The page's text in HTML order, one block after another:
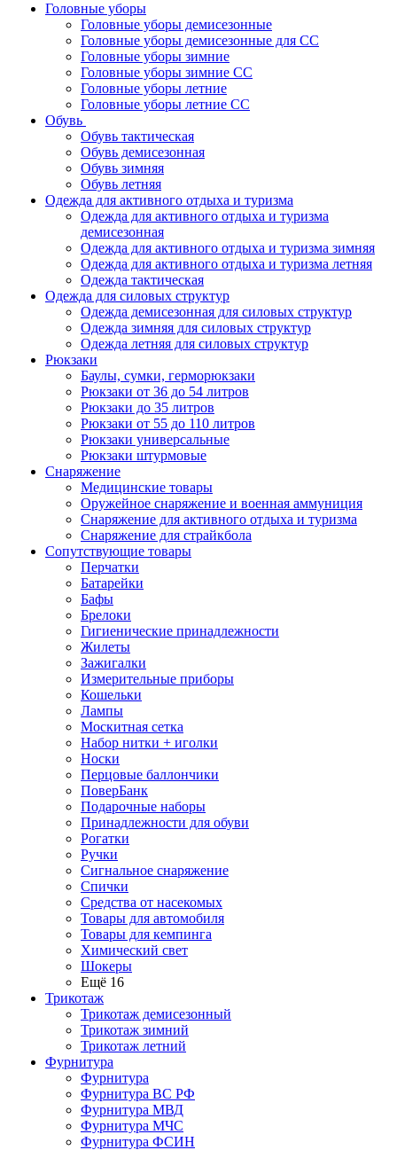
Головные уборы
Головные уборы демисезонные
Головные уборы демисезонные для СС
Головные уборы зимние
Головные уборы зимние СС
Головные уборы летние
Головные уборы летние СС
Обувь
Обувь тактическая
Обувь демисезонная
Обувь зимняя
Обувь летняя
Одежда для активного отдыха и туризма
Одежда для активного отдыха и туризма
демисезонная
Одежда для активного отдыха и туризма зимняя
Одежда для активного отдыха и туризма летняя
Одежда тактическая
Одежда для силовых структур
Одежда демисезонная для силовых структур
Одежда зимняя для силовых структур
Одежда летняя для силовых структур
Рюкзаки
Баулы, сумки, герморюкзаки
Рюкзаки от 36 до 54 литров
Рюкзаки до 35 литров
Рюкзаки от 55 до 110 литров
Рюкзаки универсальные
Рюкзаки штурмовые
Снаряжение
Медицинские товары
Оружейное снаряжение и военная аммуниция
Снаряжение для активного отдыха и туризма
Снаряжение для страйкбола
Сопутствующие товары
Перчатки
Батарейки
Бафы
Брелоки
Гигиенические принадлежности
Жилеты
Зажигалки
Измерительные приборы
Кошельки
Лампы
Москитная сетка
Набор нитки + иголки
Носки
Перцовые баллончики
ПоверБанк
Подарочные наборы
Принадлежности для обуви
Рогатки
Ручки
Сигнальное снаряжение
Спички
Средства от насекомых
Товары для автомобиля
Товары для кемпинга
Химический свет
Шокеры
Ещё 16
Трикотаж
Трикотаж демисезонный
Трикотаж зимний
Трикотаж летний
Фурнитура
Фурнитура
Фурнитура ВС РФ
Фурнитура МВД
Фурнитура МЧС
Фурнитура ФСИН